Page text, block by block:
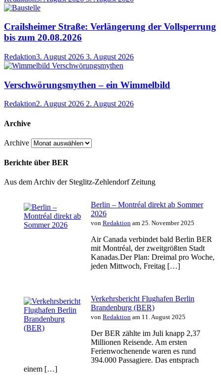
Crailsheimer Straße: Verlängerung der Vollsperrung
bis zum 20.08.2026
Redaktion3. August 2026 3. August 2026
Verschwörungsmythen – ein Wimmelbild
Redaktion2. August 2026 2. August 2026
Archive
Archive
Berichte über BER
Aus dem Archiv der Steglitz-Zehlendorf Zeitung
Berlin – Montréal direkt ab Sommer
2026
von Redaktion am 25. November 2025
Air Canada verbindet bald Berlin BER
mit Montréal, der zweitgrößten Stadt
Kanadas.Der Plan: Dreimal pro Woche,
jeden Mittwoch, Freitag […]
Verkehrsbericht Flughafen Berlin
Brandenburg (BER)
von Redaktion am 11. August 2025
Der BER zählte im Juli knapp 2,37
Millionen Reisende. Am ersten
Ferienwochenende waren es rund
394.000 Passagiere. Das entsprach
einem […]